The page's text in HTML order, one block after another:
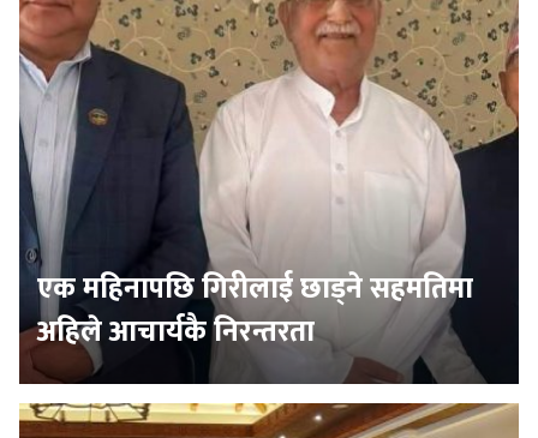
एक महिनापछि गिरीलाई छाड्ने सहमतिमा
अहिले आचार्यकै निरन्तरता